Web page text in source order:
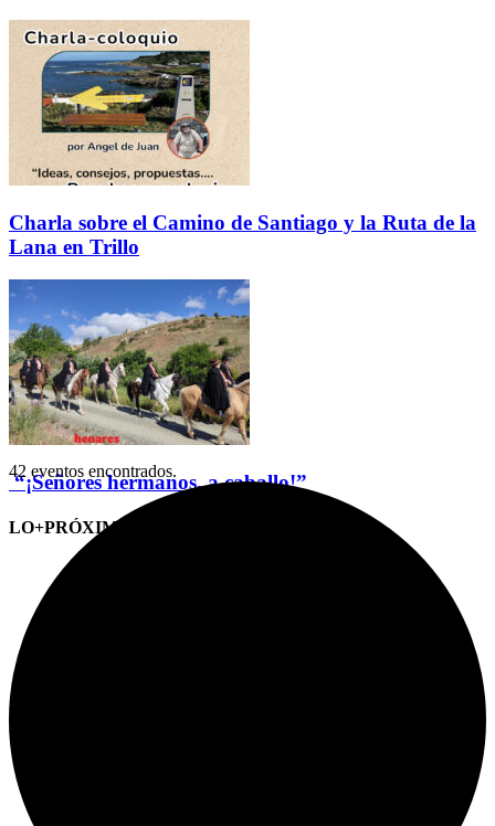
Charla sobre el Camino de Santiago y la Ruta de la
Lana en Trillo
“¡Señores hermanos, a caballo!”
LO+PRÓXIMO (CITAS)
42 eventos encontrados.